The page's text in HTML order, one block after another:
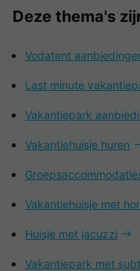
Deze thema's
Vodatent
Last minute
Vakantiepark
Vakantiehuisje huren
Vakantiehuisje met
Huisje met jacuzzi
Vakantiepark met